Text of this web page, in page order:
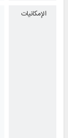
الإمكانيات